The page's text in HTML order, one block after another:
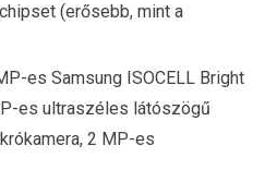
(erősebb, mint a
es Samsung ISOCELL Bright
es ultraszéles látószögű
2 MP-es